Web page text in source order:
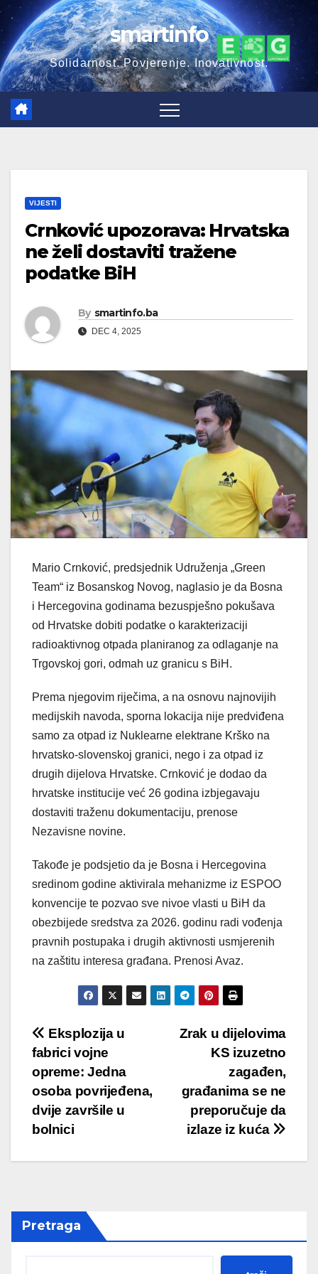
Skip
to
content
smartinfo
Solidarnost. Povjerenje. Inovativnost.
VIJESTI
Crnković upozorava: Hrvatska
ne želi dostaviti tražene
podatke BiH
By smartinfo.ba
DEC 4, 2025
Mario Crnković, predsjednik Udruženja „Green
Team“ iz Bosanskog Novog, naglasio je da Bosna
i Hercegovina godinama bezuspješno pokušava
od Hrvatske dobiti podatke o karakterizaciji
radioaktivnog otpada planiranog za odlaganje na
Trgovskoj gori, odmah uz granicu s BiH.
Prema njegovim riječima, a na osnovu najnovijih
medijskih navoda, sporna lokacija nije predviđena
samo za otpad iz Nuklearne elektrane Krško na
hrvatsko-slovenskoj granici, nego i za otpad iz
drugih dijelova Hrvatske. Crnković je dodao da
hrvatske institucije već 26 godina izbjegavaju
dostaviti traženu dokumentaciju, prenose
Nezavisne novine.
Takođe je podsjetio da je Bosna i Hercegovina
sredinom godine aktivirala mehanizme iz ESPOO
konvencije te pozvao sve nivoe vlasti u BiH da
obezbijede sredstva za 2026. godinu radi vođenja
pravnih postupaka i drugih aktivnosti usmjerenih
na zaštitu interesa građana. Prenosi Avaz.
Post
navigation
Zrak u dijelovima
KS izuzetno
zagađen,
građanima se ne
preporučuje da
izlaze iz kuća
Eksplozija u
fabrici vojne
opreme: Jedna
osoba povrijeđena,
dvije završile u
bolnici
Pretraga